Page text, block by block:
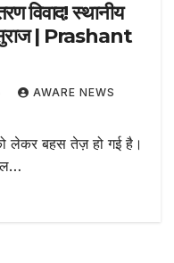
विवाद! स्थानीय
AWARE NEWS
लेकर बहस तेज़ हो गई है।